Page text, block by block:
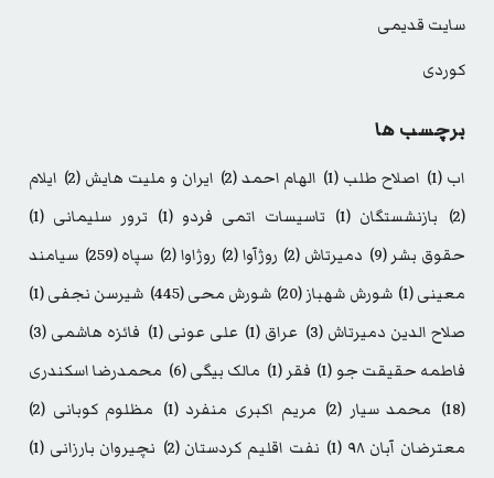
سایت قدیمی
کوردی
برچسب ها
اب (1) اصلاح طلب (1) الهام احمد(2) ایران و ملیت هایش (2)
ایلام
(2)
بازنشستگان (1) تاسیسات اتمی فردو (1) ترور سلیمانی (1)
حقوق بشر (9) دمیرتاش (2) روژآوا(2) روژاوا(2) سپاه(259)
سیامند
معینی(1) شورش شهباز(20) شورش محی(445) شیرسن نجفی(1)
صلاح الدین دمیرتاش (3) عراق (1) علی عونی (1) فائزه هاشمی (3)
فاطمه حقیقت جو (1) فقر (1) مالک بیگی(6)
محمدرضا اسکندری
(18)
محمد سیار (2) مریم اکبری منفرد (1) مظلوم کوبانی (2)
معترضان آبان ۹۸
(1) نفت اقلیم کردستان (2) نچیروان بارزانی (1)